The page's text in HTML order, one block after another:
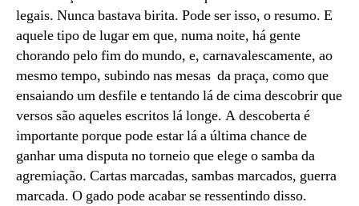
legais. Nunca bastava birita. Pode ser isso, o resumo. E
aquele tipo de lugar em que, numa noite, há gente
chorando pelo fim do mundo, e, carnavalescamente, ao
mesmo tempo, subindo nas mesas da praça, como que
ensaiando um desfile e tentando lá de cima descobrir que
versos são aqueles escritos lá longe. A descoberta é
importante porque pode estar lá a última chance de
ganhar uma disputa no torneio que elege o samba da
agremiação. Cartas marcadas, sambas marcados, guerra
marcada. O gado pode acabar se ressentindo disso.